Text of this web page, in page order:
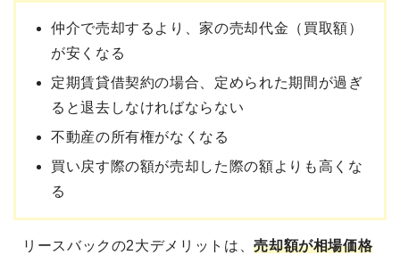
仲介で売却するより、家の売却代金（買取額）
が安くなる
定期賃貸借契約の場合、定められた期間が過ぎ
ると退去しなければならない
不動産の所有権がなくなる
買い戻す際の額が売却した際の額よりも高くな
る
リースバックの2大デメリットは、売却額が相場価格